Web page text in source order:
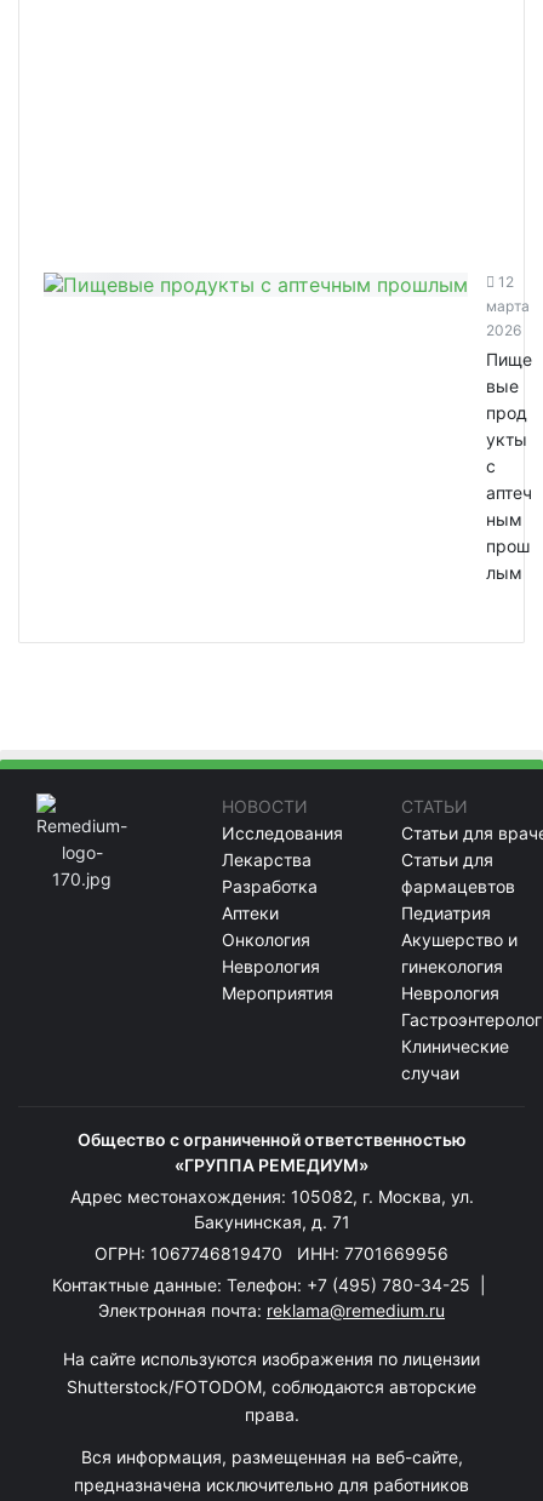
12
марта
2026
Пище
вые
прод
укты
с
аптеч
ным
прош
лым
НОВОСТИ
Исследования
Лекарства
Разработка
Аптеки
Онкология
Неврология
Мероприятия
СТАТЬИ
Статьи для
Статьи для
фармацевтов
Педиатрия
Акушерство и
гинекология
Неврология
Клинические
случаи
Общество с ограниченной ответственностью
«ГРУППА РЕМЕДИУМ»
Адрес местонахождения: 105082, г. Москва, ул.
Бакунинская, д. 71
ОГРН: 1067746819470 ИНН: 7701669956
Контактные данные: Телефон: +7 (495) 780-34-25
Электронная почта: reklama@remedium.ru
На сайте используются изображения по лицензии
Shutterstock/FOTODOM, соблюдаются авторские
права.
Вся информация, размещенная на веб-сайте,
предназначена исключительно для работников